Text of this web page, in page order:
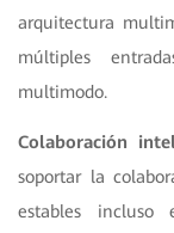
arquitectura
múltiples
multimodo.
Colaboración
soportar la
estables incluso